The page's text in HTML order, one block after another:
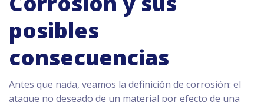
posibles
consecuencias
Antes que nada, veamos la definición de corrosión: el
ataque no deseado de un material por efecto de una